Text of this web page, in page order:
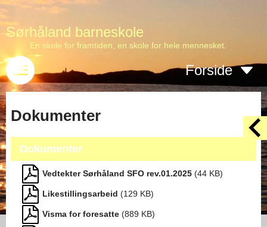
Sørhåland barneskole
En skole for framtiden, en skole for hele mennesket.
Forside
Dokumenter
Dokumenter
Vedtekter Sørhåland SFO rev.01.2025 (44 KB)
Likestillingsarbeid (129 KB)
Visma for foresatte (889 KB)